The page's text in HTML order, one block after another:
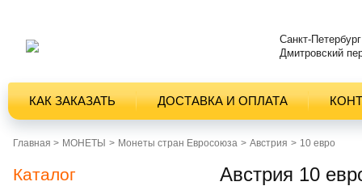
Санкт-Петербург
Дмитровский
КАК ЗАКАЗАТЬ ДОСТАВКА И ОПЛАТА
Главная > MОНЕТЫ Монеты стран Евросоюза Австрия 10 евро
Каталог Австрия 10